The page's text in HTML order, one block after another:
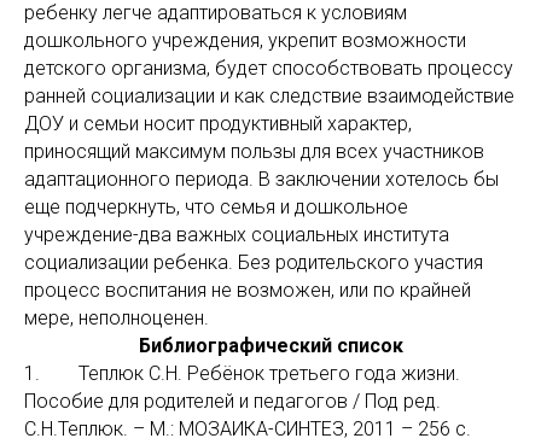
ребенку легче адаптироваться к условиям
дошкольного учреждения, укрепит возможности
детского организма, будет способствовать процессу
ранней социализации и как следствие взаимодействие
ДОУ и семьи носит продуктивный характер,
приносящий максимум пользы для всех участников
адаптационного периода. В заключении хотелось бы
еще подчеркнуть, что семья и дошкольное
учреждение-два важных социальных института
социализации ребенка. Без родительского участия
процесс воспитания не возможен, или по крайней
мере, неполноценен.
Библиографический список
1. Теплюк С.Н. Ребёнок третьего года жизни.
Пособие для родителей и педагогов / Под ред.
С.Н.Теплюк. – М.: МОЗАИКА-СИНТЕЗ, 2011 – 256 с.